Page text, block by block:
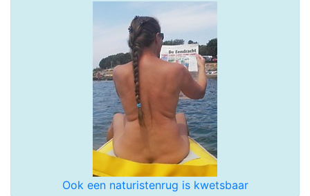
Ook een naturistenrug is kwetsbaar